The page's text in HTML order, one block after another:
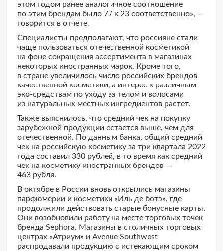
этом годом ранее аналогичное соотношение
по этим брендам было 77 к 23 соответственно», —
говорится в отчете.
Специалисты предполагают, что россияне стали
чаще пользоваться отечественной косметикой
на фоне сокращения ассортимента в магазинах
некоторых иностранных марок. Кроме того,
в стране увеличилось число российских брендов
качественной косметики, а интерес к различным
эко-средствам по уходу за телом и волосами
из натуральных местных ингредиентов растет.
Также выяснилось, что средний чек на покупку
зарубежной продукции остается выше, чем для
отечественной. По данным банка, общий средний
чек на российскую косметику за три квартала 2022
года составил 330 рублей, в то время как средний
чек на косметику иностранных брендов —
463 рубля.
В октябре в России вновь открылись магазины
парфюмерии и косметики «Иль де ботэ», где
продолжили действовать старые бонусные карты.
Они возобновили работу на месте торговых точек
бренда Sephora. Магазины в столичных торговых
центрах «Атриум» и Avenue Southwest
распродавали продукцию с истекающим сроком